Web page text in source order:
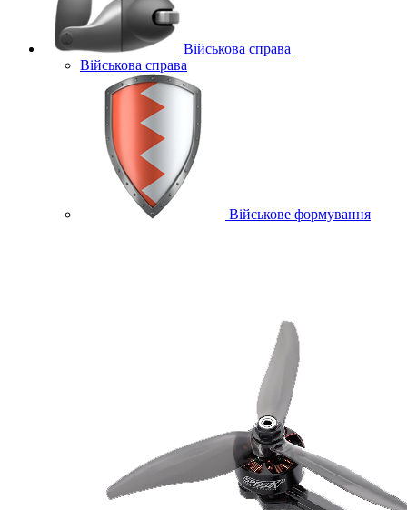
Військова справа
Військова справа
Військове формування